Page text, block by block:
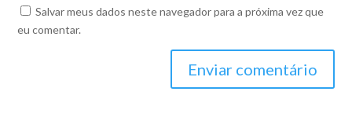
Salvar meus dados neste navegador para a próxima vez que
eu comentar.
Enviar comentário